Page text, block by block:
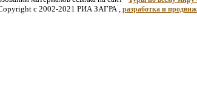
c 2002-2021 РИА ЗАГРА , разработка и